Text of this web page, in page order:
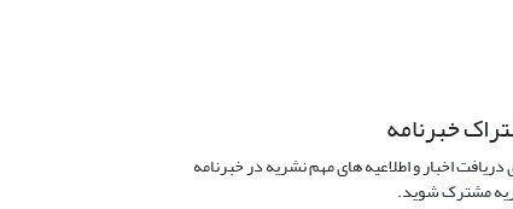
خبرنامه
دریافت اخبار و اطلاعیه های مهم نشریه در خبرنامه
مشترک شوید.